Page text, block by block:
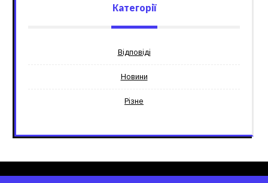
Категорії
Відповіді
Новини
Різне